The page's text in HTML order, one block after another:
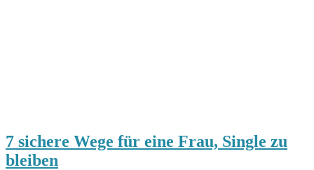
7 sichere Wege für eine Frau, Single zu
bleiben